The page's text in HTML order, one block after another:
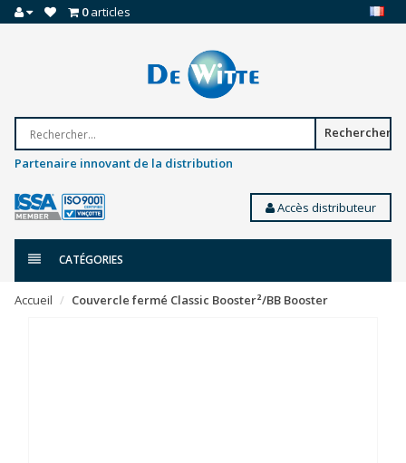
0articles
Rechercher
Partenaire innovant de la distribution
Accès distributeur
CATÉGORIES
Accueil Couvercle fermé Classic Booster²/BB Booster